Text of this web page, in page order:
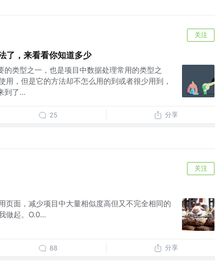
关注
了，来看看你知道多少
类型之一，也是项目中数据处理常用的类型之
用，但是它的方法却不怎么用的到或者很少用到，
到了...
25 分享
关注
页面，减少项目中大量相似度高但又不完全相同的
做起。O.0...
88 分享